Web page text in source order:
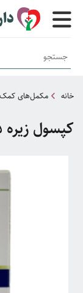
خانه مکمل‌های کمک
کپسول زیره 75 باریج Barij